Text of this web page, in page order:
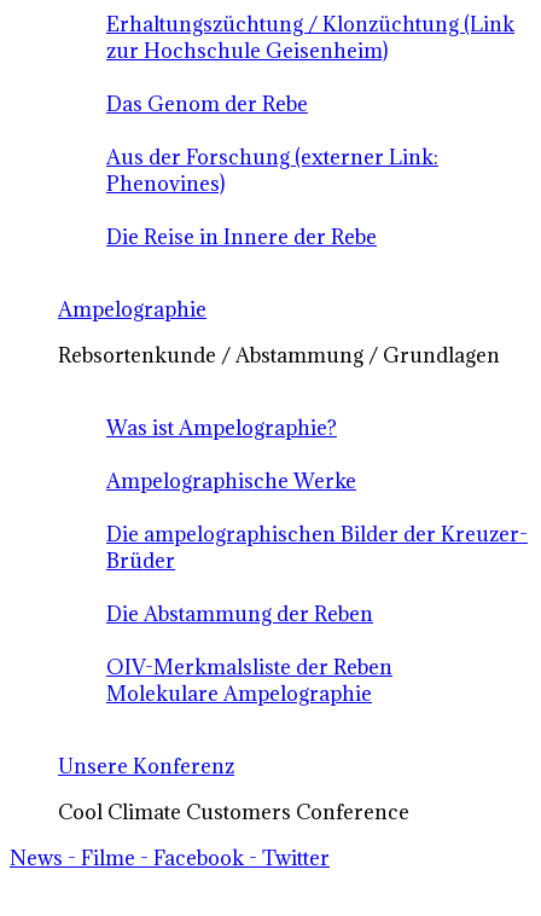
Erhaltungszüchtung / Klonzüchtung (Link
zur Hochschule Geisenheim)
Das Genom der Rebe
Aus der Forschung (externer Link:
Phenovines)
Die Reise in Innere der Rebe
Ampelographie
Rebsortenkunde / Abstammung / Grundlagen
Was ist Ampelographie?
Ampelographische Werke
Die ampelographischen Bilder der Kreuzer-
Brüder
Die Abstammung der Reben
OIV-Merkmalsliste der Reben
Molekulare Ampelographie
Unsere Konferenz
Cool Climate Customers Conference
News - Filme - Facebook - Twitter